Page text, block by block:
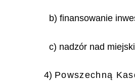
b) finansowanie
c) nadzór nad
4) Powszechną